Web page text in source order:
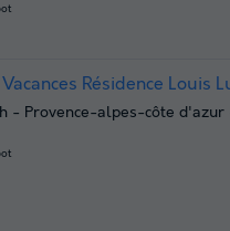
Résidence Louis
- Provence-alpes-côte d'azur